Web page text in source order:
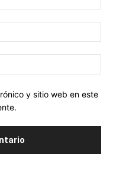
y sitio web en este